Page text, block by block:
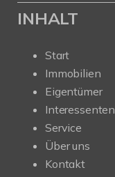
INHALT
Start
Immobilien
Eigentümer
Interessenten
Service
Über uns
Kontakt